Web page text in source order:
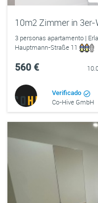
3 personas apartamento |
Hauptmann-Straße 11
560 €
Verificado
Co-Hive GmbH